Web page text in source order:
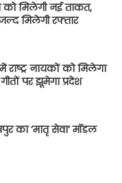
को मिलेगी नई ताकत,
जल्द मिलेगी रफ्तार
में राष्ट्र नायकों को मिलेगा
पर झूमेगा प्रदेश
का ‘मातृ सेवा’ मॉडल